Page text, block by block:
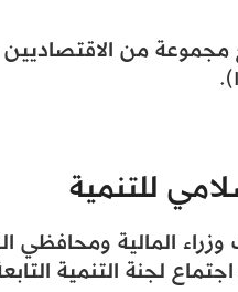
مجموعة من
للتنمية
المالية ومحافظي
لجنة التنمية